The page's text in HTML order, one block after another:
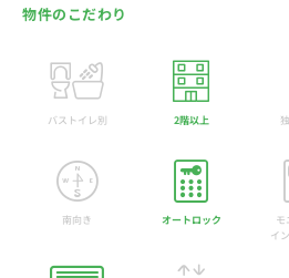
物件のこだわり
バストイレ別 2階以上
南向き オートロック
モ
イ